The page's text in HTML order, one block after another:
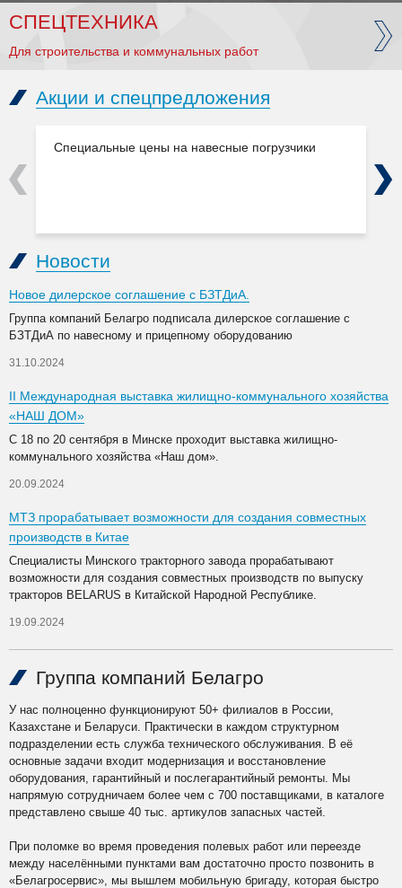
СПЕЦТЕХНИКА
Для строительства и коммунальных работ
Акции и спецпредложения
Специальные цены на навесные погрузчики
Previous Next
Новости
Новое дилерское соглашение с БЗТДиА.
Группа компаний Белагро подписала дилерское соглашение с
БЗТДиА по навесному и прицепному оборудованию
31.10.2024
II Международная выставка жилищно-коммунального хозяйства
«НАШ ДОМ»
С 18 по 20 сентября в Минске проходит выставка жилищно-
коммунального хозяйства «Наш дом».
20.09.2024
МТЗ прорабатывает возможности для создания совместных
производств в Китае
Специалисты Минского тракторного завода прорабатывают
возможности для создания совместных производств по выпуску
тракторов BELARUS в Китайской Народной Республике.
19.09.2024
Группа компаний Белагро
У нас полноценно функционируют 50+ филиалов в России,
Казахстане и Беларуси. Практически в каждом структурном
подразделении есть служба технического обслуживания. В её
основные задачи входит модернизация и восстановление
оборудования, гарантийный и послегарантийный ремонты. Мы
напрямую сотрудничаем более чем с 700 поставщиками, в каталоге
представлено свыше 40 тыс. артикулов запасных частей.
При поломке во время проведения полевых работ или переезде
между населёнными пунктами вам достаточно просто позвонить в
«Белагросервис», мы вышлем мобильную бригаду, которая быстро